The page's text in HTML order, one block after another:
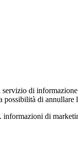
servizio di
di
di